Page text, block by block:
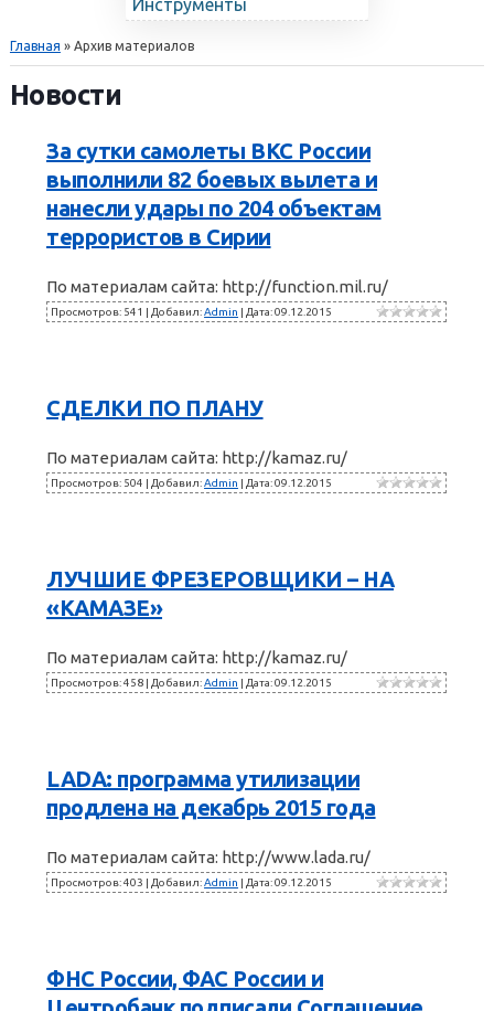
Инструменты
Главная » Архив материалов
Новости
За сутки самолеты ВКС России
выполнили 82 боевых вылета и
нанесли удары по 204 объектам
террористов в Сирии
По материалам сайта: http://function.mil.ru/
Просмотров: 541 | Добавил:Admin | Дата:09.12.2015
СДЕЛКИ ПО ПЛАНУ
По материалам сайта: http://kamaz.ru/
Просмотров: 504 | Добавил:Admin | Дата:09.12.2015
ЛУЧШИЕ ФРЕЗЕРОВЩИКИ – НА
«КАМАЗЕ»
По материалам сайта: http://kamaz.ru/
Просмотров: 458 | Добавил:Admin | Дата:09.12.2015
LADA: программа утилизации
продлена на декабрь 2015 года
По материалам сайта: http://www.lada.ru/
Просмотров: 403 | Добавил:Admin | Дата:09.12.2015
ФНС России, ФАС России и